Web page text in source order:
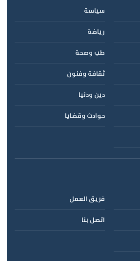
سياسة
رياضة
طب وصحة
ثقافة وفنون
دين ودنيا
حوادث وقضايا
فريق العمل
اتصل بنا